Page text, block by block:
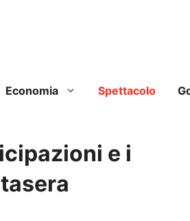
Economia Spettacolo
e i